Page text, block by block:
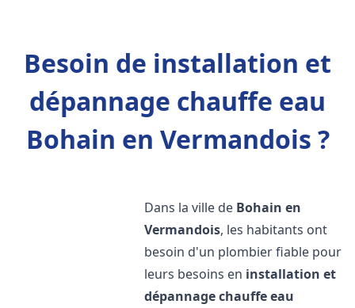
Besoin de installation et
dépannage chauffe eau
Bohain en Vermandois ?
Dans la ville de Bohain en
Vermandois, les habitants ont
besoin d'un plombier fiable pour
leurs besoins en installation et
dépannage chauffe eau